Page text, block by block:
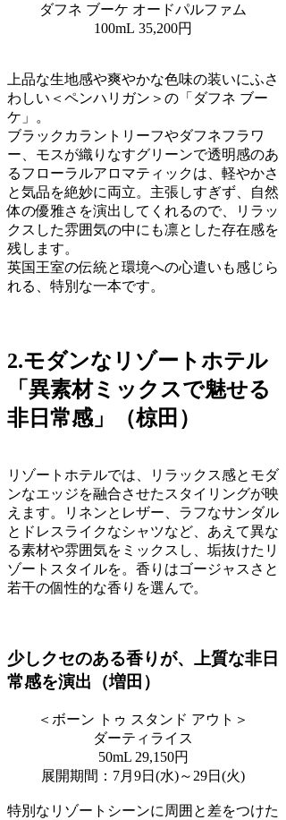
ダフネ ブーケ オードパルファム
100mL 35,200円
上品な生地感や爽やかな色味の装いにふさ
わしい＜ペンハリガン＞の「ダフネ ブー
ケ」。
ブラックカラントリーフやダフネフラワ
ー、モスが織りなすグリーンで透明感のあ
るフローラルアロマティックは、軽やかさ
と気品を絶妙に両立。主張しすぎず、自然
体の優雅さを演出してくれるので、リラッ
クスした雰囲気の中にも凛とした存在感を
残します。
英国王室の伝統と環境への心遣いも感じら
れる、特別な一本です。
2.モダンなリゾートホテル
「異素材ミックスで魅せる
非日常感」（椋田）
リゾートホテルでは、リラックス感とモダ
ンなエッジを融合させたスタイリングが映
えます。リネンとレザー、ラフなサンダル
とドレスライクなシャツなど、あえて異な
る素材や雰囲気をミックスし、垢抜けたリ
ゾートスタイルを。香りはゴージャスさと
若干の個性的な香りを選んで。
少しクセのある香りが、上質な非日
常感を演出（増田）
＜ボーン トゥ スタンド アウト＞
ダーティライス
50mL 29,150円
展開期間：7月9日(水)～29日(火)
特別なリゾートシーンに周囲と差をつけた